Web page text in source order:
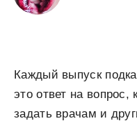
Каждый выпуск
это ответ на вопрос,
задать врачам и